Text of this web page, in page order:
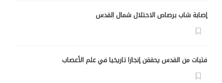
إصابة شاب برصاص الاحتلال شمال القدس
فتيات من القدس يحققن إنجازا تاريخيا في علم الأعصاب